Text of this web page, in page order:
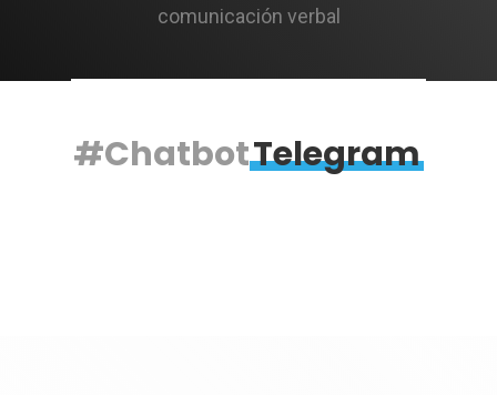
comunicación verbal
#ChatbotTelegram